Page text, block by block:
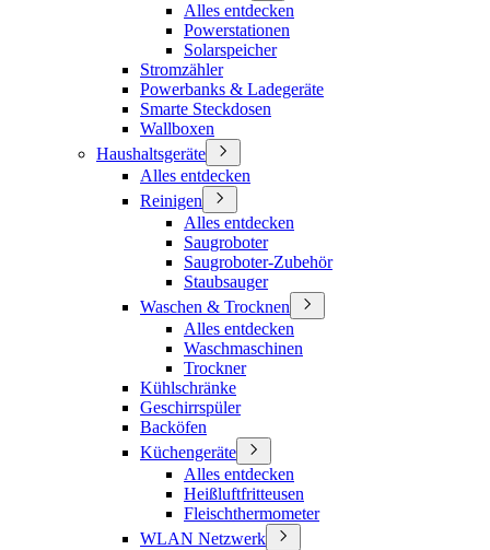
Alles entdecken
Powerstationen
Solarspeicher
Stromzähler
Powerbanks & Ladegeräte
Smarte Steckdosen
Wallboxen
Haushaltsgeräte
Alles entdecken
Reinigen
Alles entdecken
Saugroboter
Saugroboter-Zubehör
Staubsauger
Waschen & Trocknen
Alles entdecken
Waschmaschinen
Trockner
Kühlschränke
Geschirrspüler
Backöfen
Küchengeräte
Alles entdecken
Heißluftfritteusen
Fleischthermometer
WLAN Netzwerk